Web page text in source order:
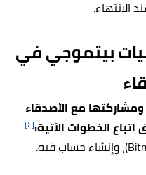
بيتموجي في
مع الأصدقاء
الخطوات الآتية:[٤]